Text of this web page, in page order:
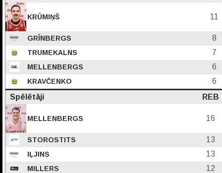
KRŪMIŅŠ 11
GRĪNBERGS 8
TRUMEKALNS 7
MELLENBERGS 6
KRAVČENKO
6
Spēlētāji
REB
MELLENBERGS 16
STOROSTITS 13
IĻJINS 13
MILLERS 12